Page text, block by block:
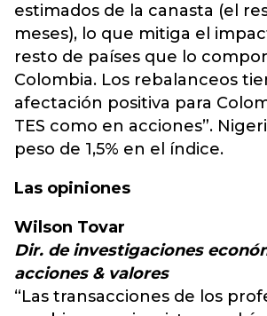
estimados de la canasta (el
meses), lo que mitiga el
resto de países que lo
Colombia. Los rebalanceos
afectación positiva para
TES como en acciones”.
peso de 1,5% en el índice.
Las opiniones
Wilson Tovar
Dir. de investigaciones
acciones & valores
“Las transacciones de los